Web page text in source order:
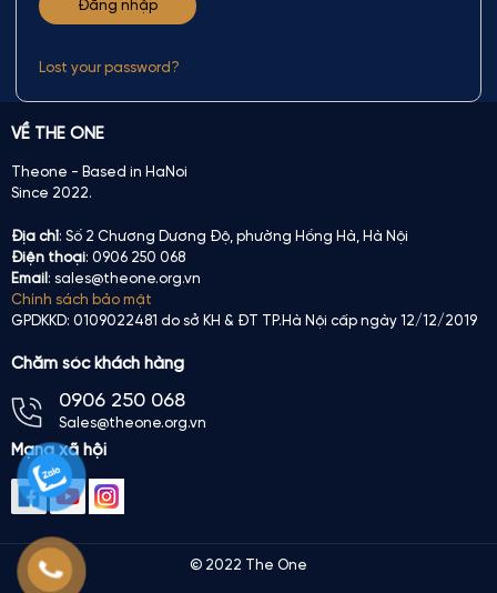
Lost your password?
VỀ THE ONE
Theone - Based in HaNoi
Since 2022.
Địa chỉ: Số 2 Chương Dương Độ, phường Hồng Hà, Hà Nội
Điện thoại: 0906 250 068
Email : sales@theone.org.vn
Chính sách bảo mật
GPDKKD: 0109022481 do sở KH & ĐT TP.Hà Nội cấp ngày 12/12/2019
Chăm sóc khách hàng
0906 250 068
Sales@theone.org.vn
Mạng xã hội
© 2022 The One